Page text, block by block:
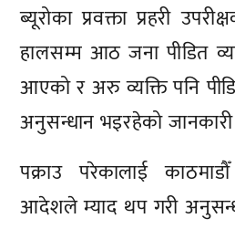
ब्यूरोका प्रवक्ता प्रहरी
हालसम्म आठ जना पीडित
आएको र अरु व्यक्ति पनि
अनुसन्धान भइरहेको जानकारी
पक्राउ परेकालाई
आदेशले म्याद थप गरी